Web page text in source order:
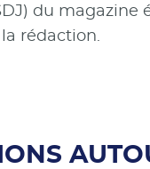
du magazine
rédaction.